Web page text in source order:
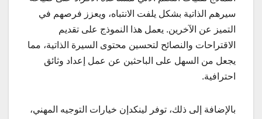
سيرهم الذاتية بشكل يلفت الانتباه، ويعزز فرصهم في
التميز عن الآخرين. يعمل هذا النموذج على تقديم
الاقتراحات والنصائح لتحسين محتوى السيرة الذاتية، مما
يجعل من السهل على الباحثين عن عمل إعداد وثائق
احترافية.
بالإضافة إلى ذلك، توفر لينكدإن خيارات التوجيه المهني،